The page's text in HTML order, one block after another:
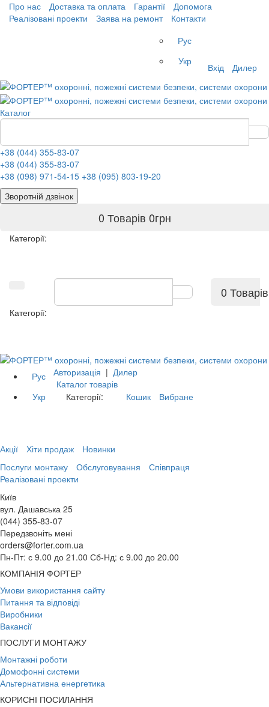
Про нас Доставка та оплата Гарантії
Допомога
Реалізовані проекти
Заява на ремонт
Контакти
Рус
Укр
Вхід Дилер
Каталог
+38 (044) 355-83-07
+38 (044) 355-83-07
+38 (098) 971-54-15 +38 (095) 803-19-20
Зворотній дзвінок
0 Товарів 0грн
Категорії:
0 Товарів
Категорії:
Рус
Укр
Авторизація | Дилер
Каталог товарів
Категорії:
Кошик Вибране
Акції Хіти продаж
Новинки
Послуги монтажу
Обслуговування
Співпраця
Реалізовані проекти
Київ
вул. Дашавська 25
(044) 355-83-07
Передзвоніть мені
orders@forter.com.ua
Пн-Пт: с 9.00 до 21.00 Сб-Нд: с 9.00 до 20.00
КОМПАНІЯ ФОРТЕР
Умови використання сайту
Питання та відповіді
Виробники
Вакансії
ПОСЛУГИ МОНТАЖУ
Монтажні роботи
Домофонні системи
Альтернативна енергетика
КОРИСНІ ПОСИЛАННЯ